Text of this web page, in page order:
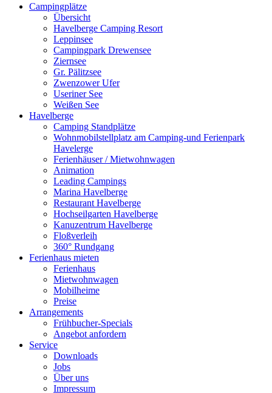
Campingplätze
Übersicht
Havelberge Camping Resort
Leppinsee
Campingpark Drewensee
Ziernsee
Gr. Pälitzsee
Zwenzower Ufer
Useriner See
Weißen See
Havelberge
Camping Standplätze
Wohnmobilstellplatz am Camping-und Ferienpark
Havelerge
Ferienhäuser / Mietwohnwagen
Animation
Leading Campings
Marina Havelberge
Restaurant Havelberge
Hochseilgarten Havelberge
Kanuzentrum Havelberge
Floßverleih
360° Rundgang
Ferienhaus mieten
Ferienhaus
Mietwohnwagen
Mobilheime
Preise
Arrangements
Frühbucher-Specials
Angebot anfordern
Service
Downloads
Jobs
Über uns
Impressum